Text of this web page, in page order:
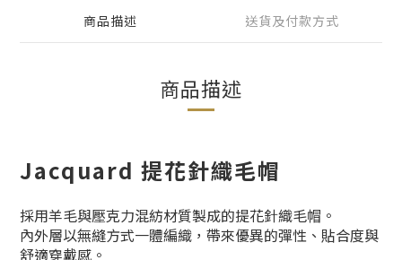
商品描述 送貨及付款方式
商品描述
Jacquard 提花針織毛帽
採用羊毛與壓克力混紡材質製成的提花針織毛帽。
內外層以無縫方式一體編織，帶來優異的彈性、貼合度與
舒適穿戴感。